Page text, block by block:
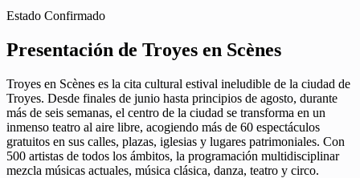
Estado Confirmado
Presentación de Troyes en Scènes
Troyes en Scènes es la cita cultural estival ineludible de la ciudad de
Troyes. Desde finales de junio hasta principios de agosto, durante
más de seis semanas, el centro de la ciudad se transforma en un
inmenso teatro al aire libre, acogiendo más de 60 espectáculos
gratuitos en sus calles, plazas, iglesias y lugares patrimoniales. Con
500 artistas de todos los ámbitos, la programación multidisciplinar
mezcla músicas actuales, música clásica, danza, teatro y circo.